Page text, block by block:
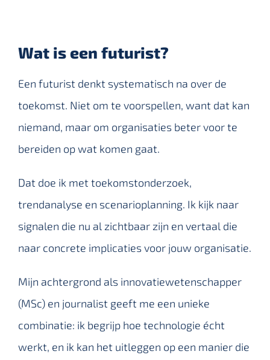
Wat is een futurist?
Een futurist denkt systematisch na over de
toekomst. Niet om te voorspellen, want dat kan
niemand, maar om organisaties beter voor te
bereiden op wat komen gaat.
Dat doe ik met toekomstonderzoek,
trendanalyse en scenarioplanning. Ik kijk naar
signalen die nu al zichtbaar zijn en vertaal die
naar concrete implicaties voor jouw organisatie.
Mijn achtergrond als innovatiewetenschapper
(MSc) en journalist geeft me een unieke
combinatie: ik begrijp hoe technologie écht
werkt, en ik kan het uitleggen op een manier die